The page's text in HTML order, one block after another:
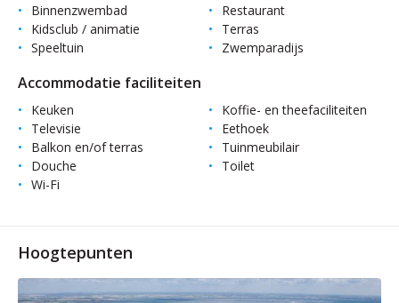
Binnenzwembad
Restaurant
Kidsclub / animatie
Terras
Speeltuin
Zwemparadijs
Accommodatie faciliteiten
Keuken
Koffie- en theefaciliteiten
Televisie
Eethoek
Balkon en/of terras
Tuinmeubilair
Douche
Toilet
Wi-Fi
Hoogtepunten